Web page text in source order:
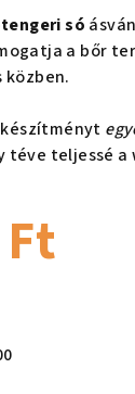
só
a bőr
közben.
téve teljessé